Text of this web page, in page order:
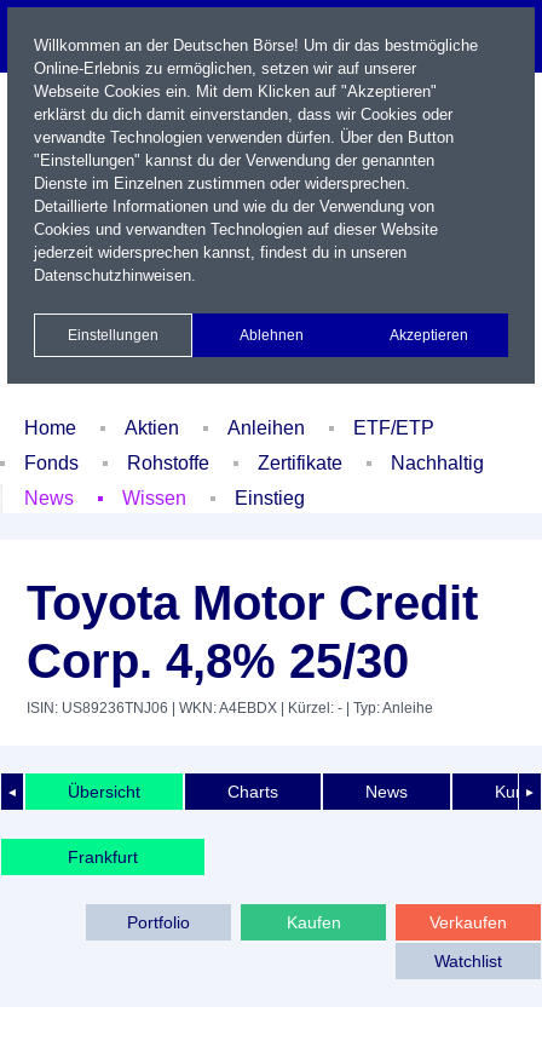
Name / WKN / ISIN / Kürzel
Xetra Realtime
Watchlist Portfolio Login
Home Aktien Anleihen
ETF/ETP
Fonds
Rohstoffe Zertifikate
Nachhaltig
News
Wissen Einstieg
Toyota Motor Credit
Corp. 4,8% 25/30
ISIN: US89236TNJ06 | WKN: A4EBDX | Kürzel: - | Typ: Anleihe
◄ ►
Übersicht Charts News
Frankfurt
Verkaufen
Kaufen
Portfolio
Watchlist
Willkommen an der Deutschen Börse! Um dir das bestmögliche
Online-Erlebnis zu ermöglichen, setzen wir auf unserer
Webseite Cookies ein. Mit dem Klicken auf "Akzeptieren"
erklärst du dich damit einverstanden, dass wir Cookies oder
verwandte Technologien verwenden dürfen. Über den Button
"Einstellungen" kannst du der Verwendung der genannten
Dienste im Einzelnen zustimmen oder widersprechen.
Detaillierte Informationen und wie du der Verwendung von
Cookies und verwandten Technologien auf dieser Website
jederzeit widersprechen kannst, findest du in unseren
Datenschutzhinweisen.
Einstellungen Ablehnen Akzeptieren